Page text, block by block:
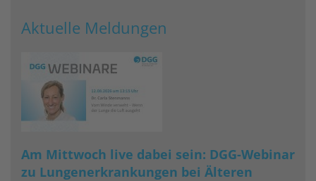
Aktuelle Meldungen
Am Mittwoch live dabei sein: DGG-Webinar
zu Lungenerkrankungen bei Älteren